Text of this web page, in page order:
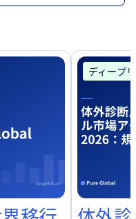
ディープ